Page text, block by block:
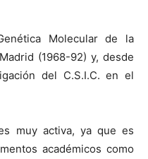
Molecular de la
(1968-92) y, desde
del C.S.I.C. en el
muy activa, ya que es
académicos como